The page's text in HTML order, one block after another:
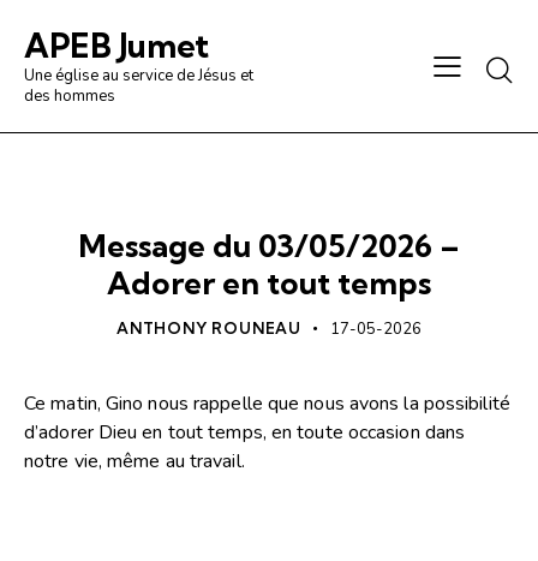
APEB Jumet
Une église au service de Jésus et
des hommes
Message du 03/05/2026 –
Adorer en tout temps
ANTHONY ROUNEAU 17-05-2026
Ce matin, Gino nous rappelle que nous avons la possibilité
d’adorer Dieu en tout temps, en toute occasion dans
notre vie, même au travail.